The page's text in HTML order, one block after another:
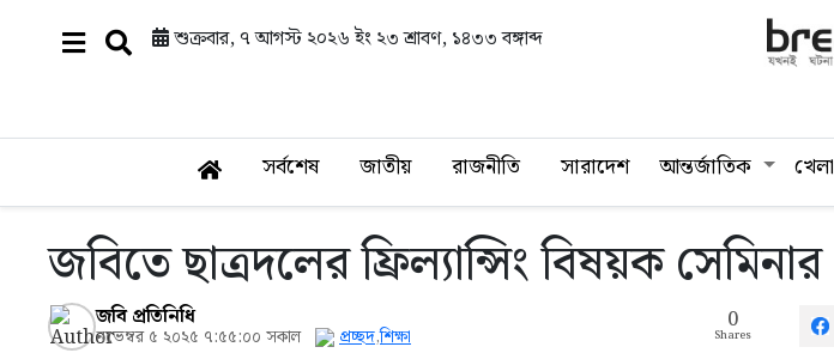
শুক্রবার, ৭ আগস্ট ২০২৬ ইং ২৩ শ্রাবণ, ১৪৩৩ বঙ্গাব্দ
সর্বশেষ জাতীয় রাজনীতি সারাদেশ আন্তর্জাতিক খেলা
জবিতে ছাত্রদলের ফ্রিল্যান্সিং বিষয়ক সেমিনার
জবি প্রতিনিধি
নভেম্বর ৫ ২০২৫ ৭:৫৫:০০ সকাল প্রচ্ছদ,শিক্ষা
0
Shares